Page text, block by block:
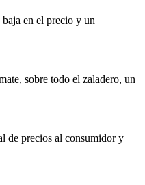
en el precio y un
sobre todo el zaladero, un
de precios al consumidor y